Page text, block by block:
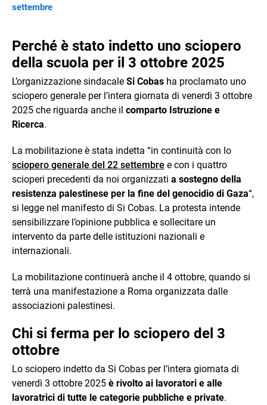
settembre
Perché è stato indetto uno sciopero
della scuola per il 3 ottobre 2025
L’organizzazione sindacale Si Cobas ha proclamato uno
sciopero generale per l’intera giornata di venerdì 3 ottobre
2025 che riguarda anche il comparto Istruzione e
Ricerca.
La mobilitazione è stata indetta “in continuità con lo
sciopero generale del 22 settembre e con i quattro
scioperi precedenti da noi organizzati a sostegno della
resistenza palestinese per la fine del genocidio di Gaza“,
si legge nel manifesto di Si Cobas. La protesta intende
sensibilizzare l’opinione pubblica e sollecitare un
intervento da parte delle istituzioni nazionali e
internazionali.
La mobilitazione continuerà anche il 4 ottobre, quando si
terrà una manifestazione a Roma organizzata dalle
associazioni palestinesi.
Chi si ferma per lo sciopero del 3
ottobre
Lo sciopero indetto da Si Cobas per l’intera giornata di
venerdì 3 ottobre 2025 è rivolto ai lavoratori e alle
lavoratrici di tutte le categorie pubbliche e private.